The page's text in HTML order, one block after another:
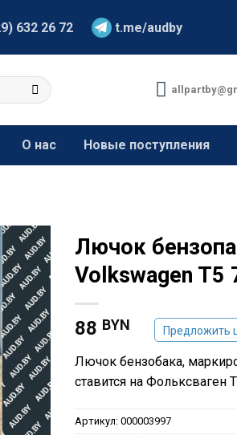
632 26 72 t.me/audby
О нас Новые поступления
Лючок
Volkswagen T5
88 BYN Предложить
Лючок бензобака,
ставится на Фольксваген
Артикул:000003997